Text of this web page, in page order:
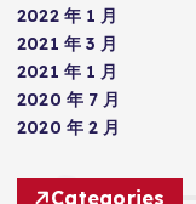
2022 年 1 月
2021 年 3 月
2021 年 1 月
2020 年 7 月
2020 年 2 月
Categories